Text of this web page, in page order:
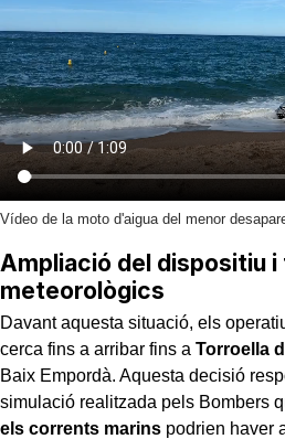
Vídeo de la moto d'aigua del menor
Ampliació del dispositiu
meteorològics
Davant aquesta situació, els
cerca fins a arribar fins a Torroella
Baix Empordà. Aquesta decisió
simulació realitzada pels Bombers
els corrents marins podrien haver